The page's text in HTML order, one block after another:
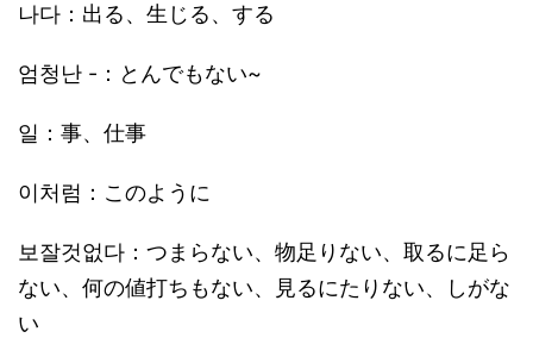
나다：出る、生じる、する
엄청난 -：とんでもない~
일：事、仕事
이처럼：このように
보잘것없다：つまらない、物足りない、取るに足ら
ない、何の値打ちもない、見るにたりない、しがな
い